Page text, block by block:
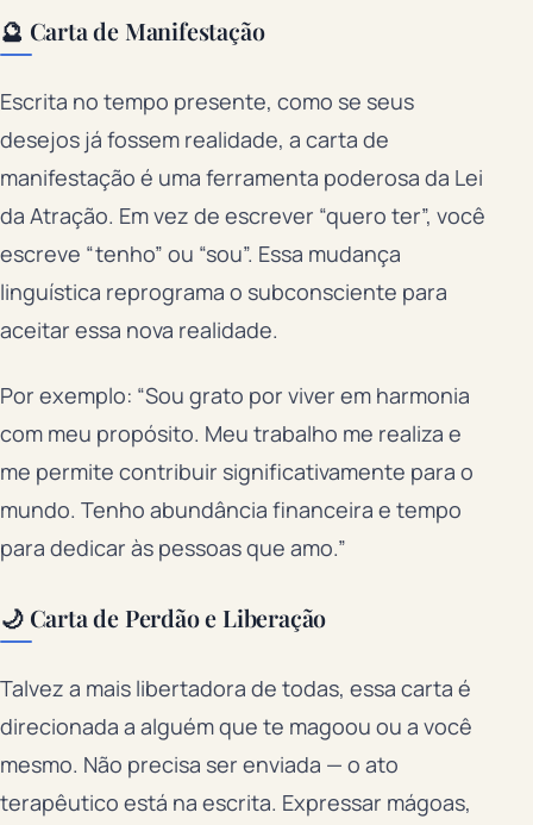
🔮 Carta de Manifestação
Escrita no tempo presente, como se seus
desejos já fossem realidade, a carta de
manifestação é uma ferramenta poderosa da Lei
da Atração. Em vez de escrever “quero ter”, você
escreve “tenho” ou “sou”. Essa mudança
linguística reprograma o subconsciente para
aceitar essa nova realidade.
Por exemplo: “Sou grato por viver em harmonia
com meu propósito. Meu trabalho me realiza e
me permite contribuir significativamente para o
mundo. Tenho abundância financeira e tempo
para dedicar às pessoas que amo.”
🌙 Carta de Perdão e Liberação
Talvez a mais libertadora de todas, essa carta é
direcionada a alguém que te magoou ou a você
mesmo. Não precisa ser enviada — o ato
terapêutico está na escrita. Expressar mágoas,